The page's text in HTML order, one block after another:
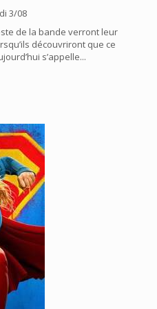
3/08
de la bande verront leur
découvriront que ce
s’appelle...